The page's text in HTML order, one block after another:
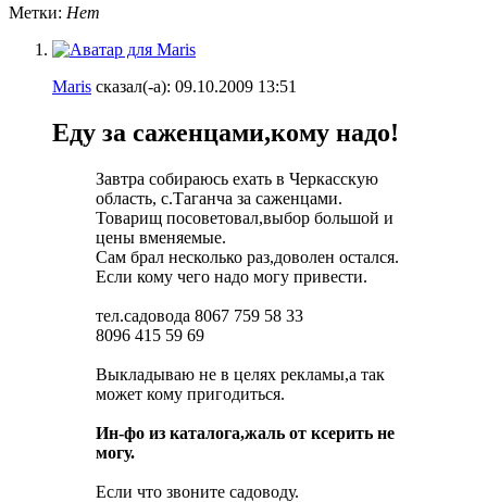
Метки: Нет
Maris сказал(-а): 09.10.2009 13:51
Еду за саженцами,кому надо!
Завтра собираюсь ехать в Черкасскую
область, с.Таганча за саженцами.
Товарищ посоветовал,выбор большой и
цены вменяемые.
Сам брал несколько раз,доволен остался.
Если кому чего надо могу привести.
тел.садовода 8067 759 58 33
8096 415 59 69
Выкладываю не в целях рекламы,а так
может кому пригодиться.
Ин-фо из каталога,жаль от ксерить не
могу.
Если что звоните садоводу.